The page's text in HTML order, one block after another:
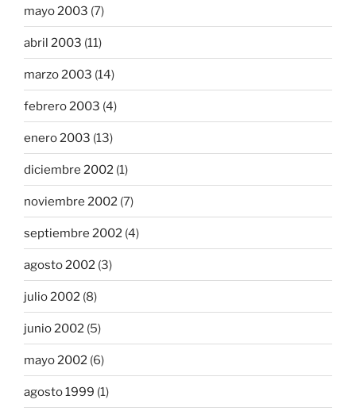
mayo 2003 (7)
abril 2003 (11)
marzo 2003 (14)
febrero 2003 (4)
enero 2003 (13)
diciembre 2002 (1)
noviembre 2002 (7)
septiembre 2002 (4)
agosto 2002 (3)
julio 2002 (8)
junio 2002 (5)
mayo 2002 (6)
agosto 1999 (1)